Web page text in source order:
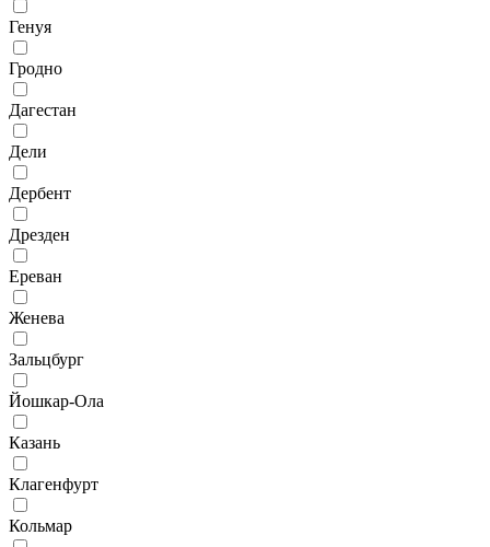
Генуя
Гродно
Дагестан
Дели
Дербент
Дрезден
Ереван
Женева
Зальцбург
Йошкар-Ола
Казань
Клагенфурт
Кольмар